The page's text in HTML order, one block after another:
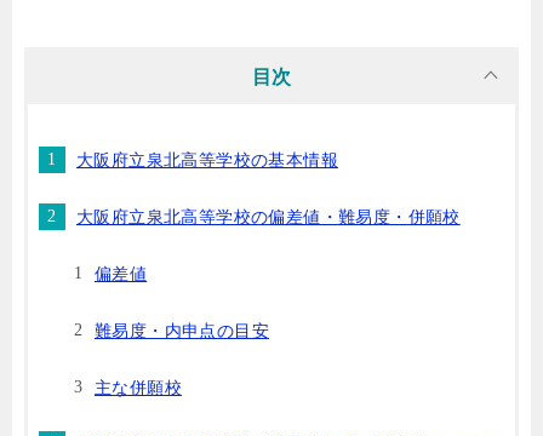
目次
大阪府立泉北高等学校の基本情報
大阪府立泉北高等学校の偏差値・難易度・併願校
偏差値
難易度・内申点の目安
主な併願校